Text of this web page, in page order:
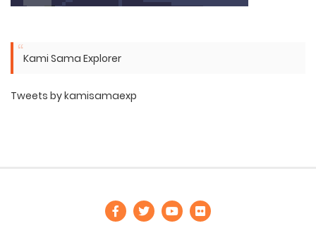
Kami Sama Explorer
Tweets by kamisamaexp